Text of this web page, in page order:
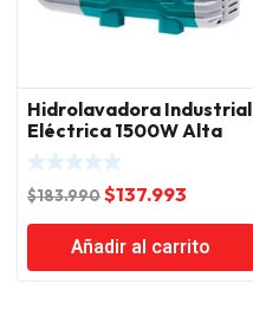
Hidrolavadora Industrial
Eléctrica 1500W Alta
Presión
$183.990El
precio
original
era:
$137.993
precio
actual
es:
Añadir al carrito